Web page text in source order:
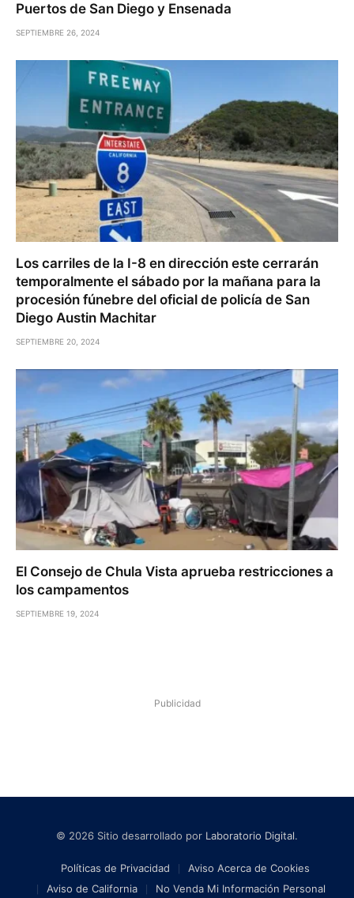
Puertos de San Diego y Ensenada
SEPTIEMBRE 26, 2024
Los carriles de la I-8 en dirección este cerrarán
temporalmente el sábado por la mañana para la
procesión fúnebre del oficial de policía de San
Diego Austin Machitar
SEPTIEMBRE 20, 2024
El Consejo de Chula Vista aprueba restricciones a
los campamentos
SEPTIEMBRE 19, 2024
Publicidad
© 2026 Sitio desarrollado por Laboratorio Digital.
Políticas de Privacidad
Aviso Acerca de Cookies
Aviso de California
No Venda Mi Información Personal